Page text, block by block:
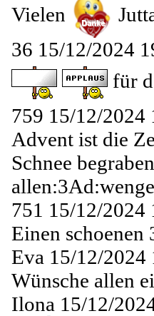
Vielen
36 15/12/2024
für
759 15/12/2024
Advent ist die
Schnee
751 15/12/2024
Einen
Eva 15/12/2024
Wünsche allen
Ilona 15/12/